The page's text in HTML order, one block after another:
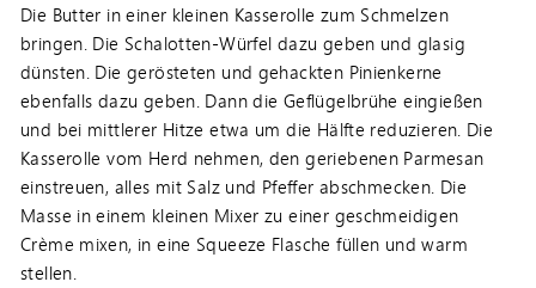
Die Butter in einer kleinen Kasserolle zum Schmelzen
bringen. Die Schalotten-Würfel dazu geben und glasig
dünsten. Die gerösteten und gehackten Pinienkerne
ebenfalls dazu geben. Dann die Geflügelbrühe eingießen
und bei mittlerer Hitze etwa um die Hälfte reduzieren. Die
Kasserolle vom Herd nehmen, den geriebenen Parmesan
einstreuen, alles mit Salz und Pfeffer abschmecken. Die
Masse in einem kleinen Mixer zu einer geschmeidigen
Crème mixen, in eine Squeeze Flasche füllen und warm
stellen.